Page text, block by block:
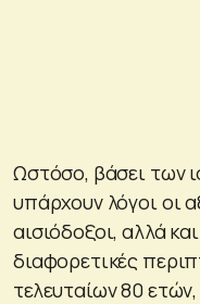
Ωστόσο, βάσει των
υπάρχουν λόγοι οι
αισιόδοξοι, αλλά
διαφορετικές
τελευταίων 80